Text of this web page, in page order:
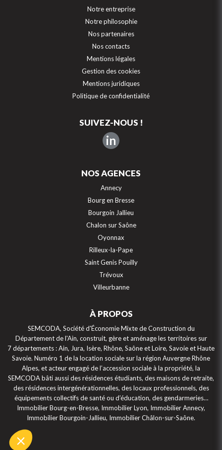
Notre entreprise
Notre philosophie
Nos partenaires
Nos contacts
Mentions légales
Gestion des cookies
Mentions juridiques
Politique de confidentialité
SUIVEZ-NOUS !
in
NOS AGENCES
Annecy
Bourg en Bresse
Bourgoin Jallieu
Chalon sur Saône
Oyonnax
Rilleux-la-Pape
Saint Genis Pouilly
Trévoux
Villeurbanne
À PROPOS
SEMCODA, Société d'Économie Mixte de Construction du
Département de l'Ain, construit, gère et aménage les territoires sur
7 départements : Ain, Jura, Isère, Rhône, Saône et Loire, Savoie et Haute
Savoie. Numéro 1 de la location sociale sur la région Auvergne Rhône
Alpes, et acteur engagé de l’accession sociale à la propriété, la
SEMCODA bâti aussi des résidences étudiants, des maisons de retraite,
des résidences intergénérationnelles, des locaux professionnels, des
équipements collectifs de santé ou d’éducation, des gendarmeries…
Immobilier Bourg-en-Bresse, Immobilier Lyon, Immobilier Annecy,
Immobilier Bourgoin-Jallieu, Immobilier Châlon-sur-Saône.
Continuer sans accepter
Gestion des cookies
Ce site internet utilise des cookies et autres traceurs électroniques.
Ceux-ci sont installés sur votre appareil lorsque vous visitez ce site et
permettent de mémoriser des informations utilisées durant votre visite
de ce site.
Consulter notre politique de gestion des cookies